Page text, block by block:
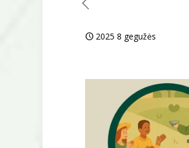
2025 8 gegužės